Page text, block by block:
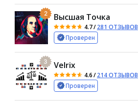
2 Высшая Точка
4.7/281 ОТЗЫВОВ
Проверен
3 Velrix
4.6/214 ОТЗЫВОВ
Проверен